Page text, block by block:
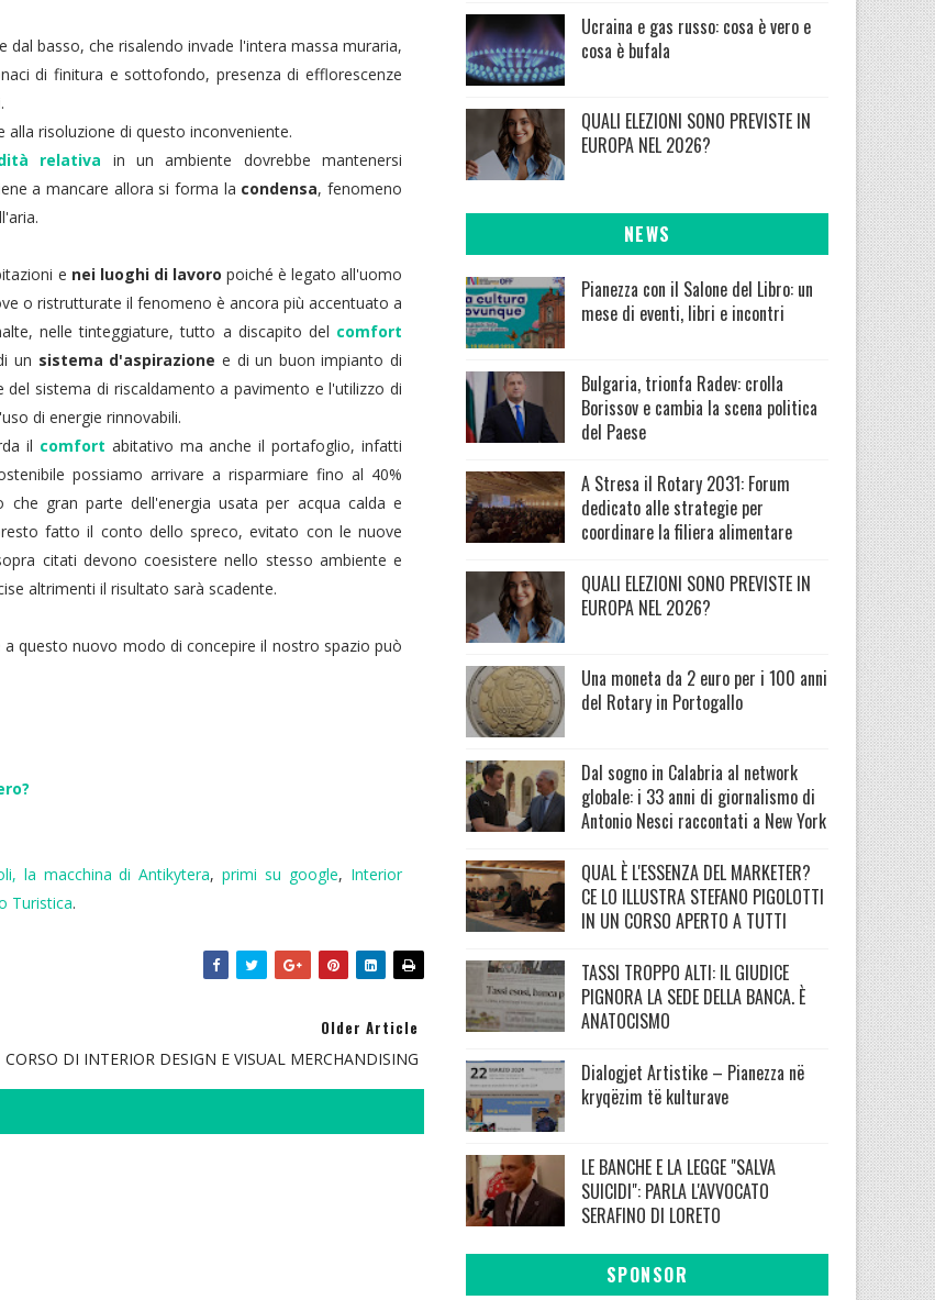
basso, che risalendo invade l'intera massa muraria,
di finitura e sottofondo, presenza di efflorescenze
risoluzione di questo inconveniente.
relativa in un ambiente dovrebbe mantenersi
a mancare allora si forma la condensa, fenomeno
e nei luoghi di lavoro poiché è legato all'uomo
o ristrutturate il fenomeno è ancora più accentuato a
nelle tinteggiature, tutto a discapito del comfort
un sistema d'aspirazione e di un buon impianto di
sistema di riscaldamento a pavimento e l'utilizzo di
di energie rinnovabili.
il comfort abitativo ma anche il portafoglio, infatti
possiamo arrivare a risparmiare fino al 40%
gran parte dell'energia usata per acqua calda e
fatto il conto dello spreco, evitato con le nuove
citati devono coesistere nello stesso ambiente e
altrimenti il risultato sarà scadente.
questo nuovo modo di concepire il nostro spazio può
la macchina di Antikytera,primi su google, Interior
Turistica.
Older Article
CORSO DI INTERIOR DESIGN E VISUAL MERCHANDISING
Ucraina e gas russo: cosa è vero e
cosa è bufala
QUALI ELEZIONI SONO PREVISTE IN
EUROPA NEL 2026?
NEWS
Pianezza con il Salone del Libro: un
mese di eventi, libri e incontri
Bulgaria, trionfa Radev: crolla
Borissov e cambia la scena politica
del Paese
A Stresa il Rotary 2031: Forum
dedicato alle strategie per
coordinare la filiera alimentare
QUALI ELEZIONI SONO PREVISTE IN
EUROPA NEL 2026?
Una moneta da 2 euro per i 100 anni
del Rotary in Portogallo
Dal sogno in Calabria al network
globale: i 33 anni di giornalismo di
Antonio Nesci raccontati a New York
QUAL È L'ESSENZA DEL MARKETER?
CE LO ILLUSTRA STEFANO PIGOLOTTI
IN UN CORSO APERTO A TUTTI
TASSI TROPPO ALTI: IL GIUDICE
PIGNORA LA SEDE DELLA BANCA. È
ANATOCISMO
Dialogjet Artistike – Pianezza në
kryqëzim të kulturave
LE BANCHE E LA LEGGE "SALVA
SUICIDI": PARLA L'AVVOCATO
SERAFINO DI LORETO
SPONSOR